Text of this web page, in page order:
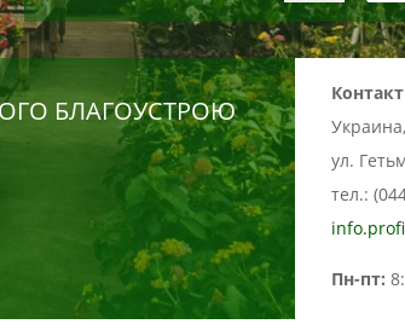
БЛАГОУСТРОЮ
ул.
тел.:
Пн-пт: